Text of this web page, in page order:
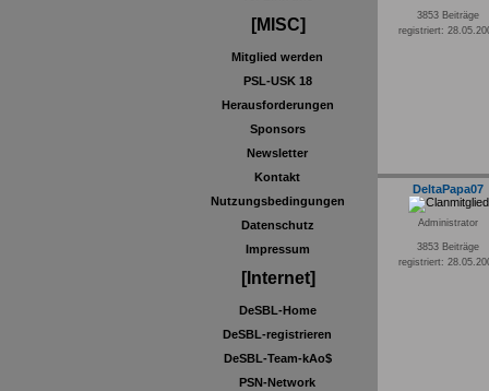
[MISC]
Mitglied werden
PSL-USK 18
Herausforderungen
Sponsors
Newsletter
Kontakt
Nutzungsbedingungen
Datenschutz
Impressum
[Internet]
DeSBL-Home
DeSBL-registrieren
DeSBL-Team-kAo$
PSN-Network
3853 Beiträge
registriert:
DeltaPapa07
Administrator
3853 Beiträge
registriert: